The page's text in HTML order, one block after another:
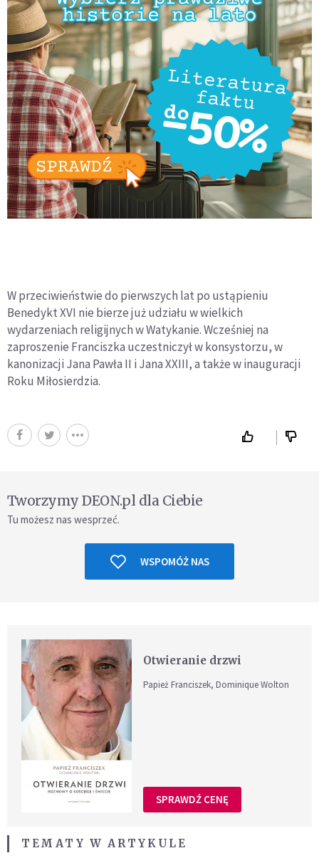
W przeciwieństwie do pierwszych lat po ustąpieniu
Benedykt XVI nie bierze już udziału w wielkich
wydarzeniach religijnych w Watykanie. Wcześniej na
zaproszenie Franciszka uczestniczył w konsystorzu, w
kanonizacji Jana Pawła II i Jana XXIII, a także w inauguracji
Roku Miłosierdzia.
Tworzymy DEON.pl dla Ciebie
Tu możesz nas wesprzeć.
WSPOMÓŻ NAS
Otwieranie drzwi
Papież Franciszek, Dominique Wolton
SPRAWDŹ CENĘ
TEMATY W ARTYKULE